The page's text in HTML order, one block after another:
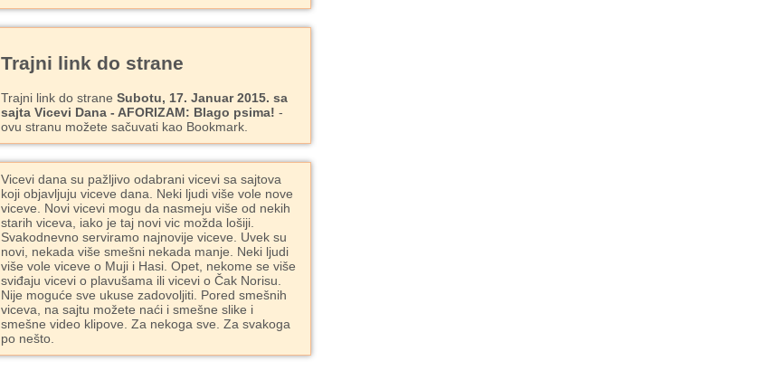
Trajni link do strane
Trajni link do strane Subotu, 17. Januar 2015. sa
sajta Vicevi Dana - AFORIZAM: Blago psima! -
ovu stranu možete sačuvati kao Bookmark.
Vicevi dana su pažljivo odabrani vicevi sa sajtova
koji objavljuju viceve dana. Neki ljudi više vole nove
viceve. Novi vicevi mogu da nasmeju više od nekih
starih viceva, iako je taj novi vic možda lošiji.
Svakodnevno serviramo najnovije viceve. Uvek su
novi, nekada više smešni nekada manje. Neki ljudi
više vole viceve o Muji i Hasi. Opet, nekome se više
sviđaju vicevi o plavušama ili vicevi o Čak Norisu.
Nije moguće sve ukuse zadovoljiti. Pored smešnih
viceva, na sajtu možete naći i smešne slike i
smešne video klipove. Za nekoga sve. Za svakoga
po nešto.